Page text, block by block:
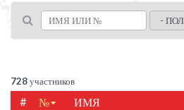
728участников
# № ИМЯ